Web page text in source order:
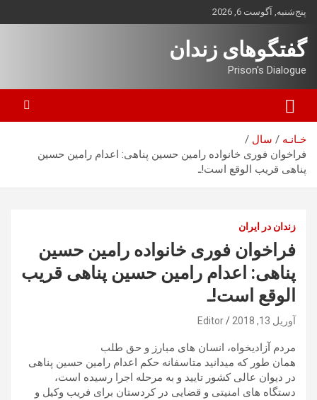
محتوا
بروید
پنج‌شنبه, آگوست 6, 2026
گفتگوهای زندان
Prison's Dialogue
خـانـه
سال
فراخوان فوری خانواده رامین حسین پناهی: اعدام رامین حسین
پناهی قریب الوقع است!ـ
زندان در ایران
فراخوان فوری خانواده رامین حسین
پناهی: اعدام رامین حسین پناهی قریب
الوقع است!ـ
آوریل 13, 2018 Editor
مردم آزادیخواه، انسان های مبارز و حق طلب
همان طور که میدانید متاسفانه حکم اعدام رامین حسین پناهی
در دیوان عالی کشور تایید و به مرحله اجرا رسیده است،
دستگاه های امنیتی و قضایی در کردستان برای فریب وکیل و